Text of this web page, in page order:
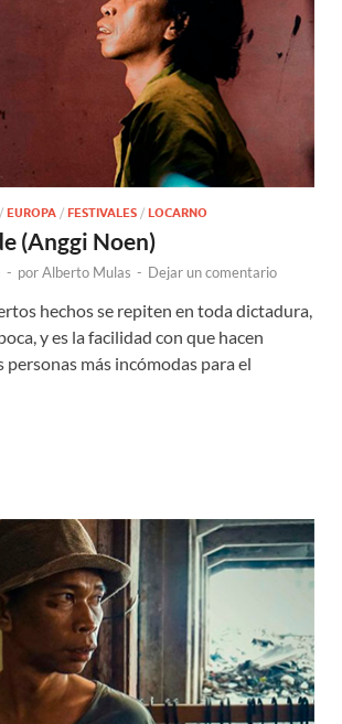
/ EUROPA / FESTIVALES / LOCARNO
(Anggi Noen)
- porAlberto Mulas - Dejar un comentario
hechos se repiten en toda dictadura,
y es la facilidad con que hacen
personas más incómodas para el